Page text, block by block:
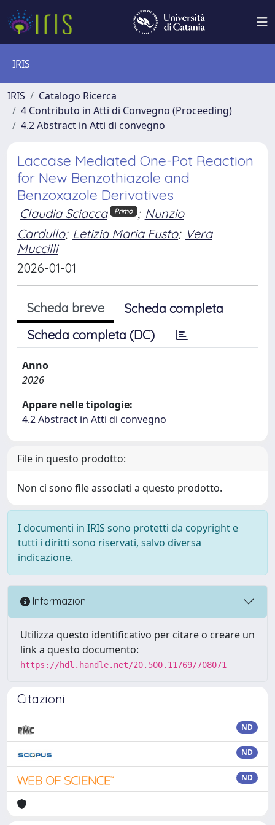
IRIS
IRIS
Catalogo Ricerca
4 Contributo in Atti di Convegno (Proceeding)
4.2 Abstract in Atti di convegno
Laccase Mediated One-Pot Reaction
for New Benzothiazole and
Benzoxazole Derivatives
Claudia Sciacca Primo ; Nunzio
Cardullo; Letizia Maria Fusto; Vera
Muccilli
2026-01-01
Scheda breve
Scheda completa
Scheda completa (DC)
Anno
2026
Appare nelle tipologie:
4.2 Abstract in Atti di convegno
File in questo prodotto:
Non ci sono file associati a questo prodotto.
I documenti in IRIS sono protetti da copyright e
tutti i diritti sono riservati, salvo diversa
indicazione.
Informazioni
Utilizza questo identificativo per citare o creare un
link a questo documento:
https://hdl.handle.net/20.500.11769/708071
Citazioni
ND
ND
ND